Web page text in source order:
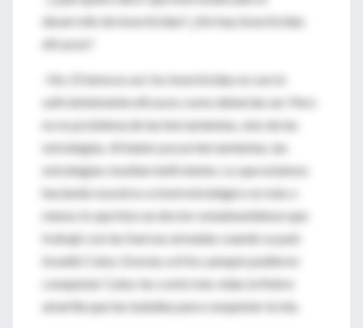
desarrollo de insecticidas? ¿No hay insecticidas
eficaces?
–No. El tema es así: los insecticidas no son lo
suficientemente eficaces como deberían ser. Pero
no es problema de las herramientas, sino de las
estrategias. Al haber pocas herramientas, las
estrategias resultan ineficientes. Lo que estamos
haciendo nosotros a nivel estratégico es más o
menos lo que hizo un doctor estadounidense que
trabajó con las fuerzas armadas cuando su país
invadió Cuba. Gracias a él los yanquis pudieron
conquistar Cuba: les costó más vidas la fiebre
amarilla que las batallas para conquistar la isla.